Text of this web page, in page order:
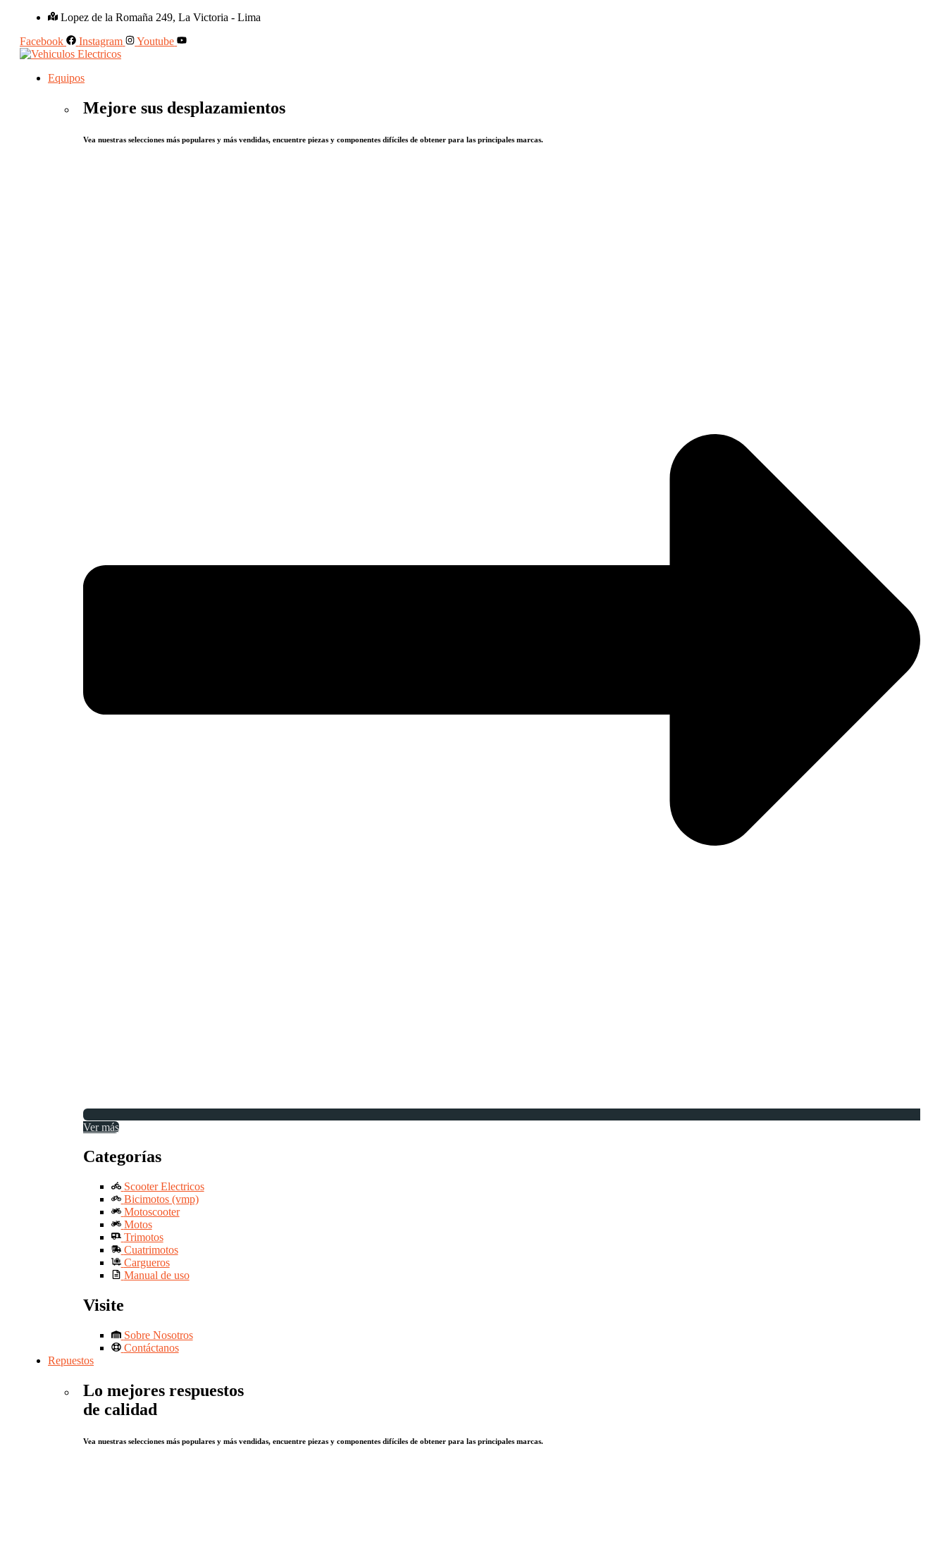
Lopez de la Romaña 249, La Victoria - Lima
Facebook
Instagram Youtube
Equipos
Mejore sus desplazamientos
Vea nuestras selecciones más populares y más vendidas, encuentre piezas y componentes difíciles de obtener para las principales marcas.
Ver más
Categorías
Scooter Electricos
Bicimotos (vmp)
Motoscooter
Motos
Trimotos
Cuatrimotos
Cargueros
Manual de uso
Visite
Sobre Nosotros
Contáctanos
Repuestos
Lo mejores respuestos
de calidad
Vea nuestras selecciones más populares y más vendidas, encuentre piezas y componentes difíciles de obtener para las principales marcas.